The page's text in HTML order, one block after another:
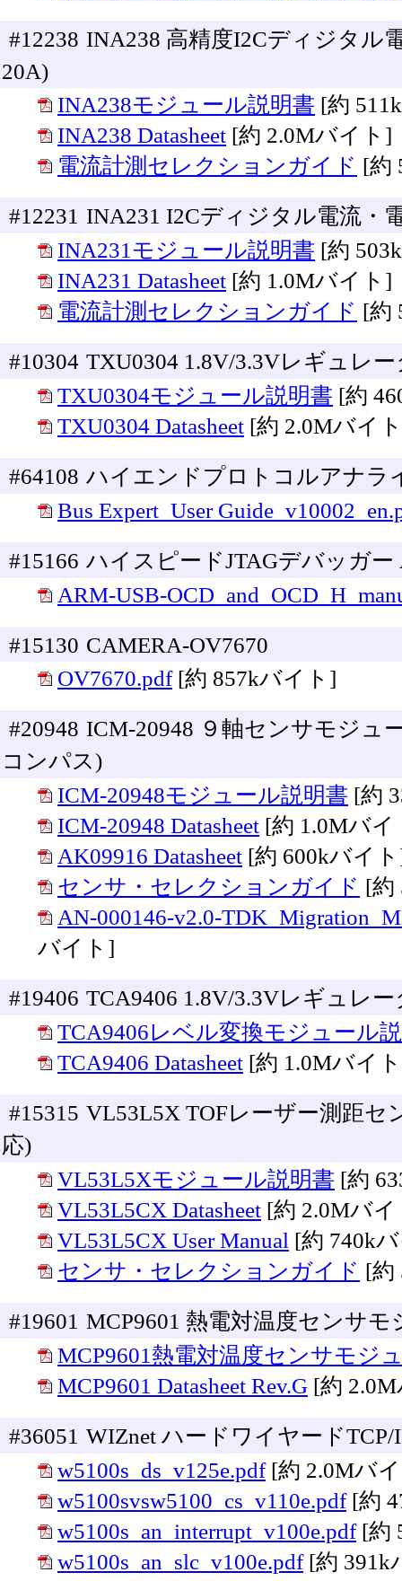
#12238 INA238 高精度I2Cディジタル
20A)
INA238モジュール説明書 [約
INA238 Datasheet [約 2.0Mバイト]
電流計測セレクションガイド [約
#12231 INA231 I2Cディジタル電流・
INA231モジュール説明書 [約
INA231 Datasheet [約 1.0Mバイト]
電流計測セレクションガイド [約
#10304 TXU0304 1.8V/3.3Vレギュレ
TXU0304モジュール説明書 [約
TXU0304 Datasheet [約 2.0Mバイ
#64108 ハイエンドプロトコルアナラ
Bus Expert_User
#15166 ハイスピードJTAGデバッガー
ARM-USB-
#15130 CAMERA-OV7670
OV7670.pdf [約 857kバイト]
#20948 ICM-20948 ９軸センサモジュ
コンパス)
ICM-20948モジュール説明書 [約
ICM-20948 Datasheet [約 1.0Mバイ
AK09916 Datasheet [約 600kバイ
センサ・セレクションガイド [約
AN-000146-v2.0-
バイト]
#19406 TCA9406 1.8V/3.3Vレギュレ
TCA9406レベル変換モジュール
TCA9406 Datasheet [約 1.0Mバイ
#15315 VL53L5X TOFレーザー測距
応)
VL53L5Xモジュール説明書 [約
VL53L5CX Datasheet [約 2.0Mバ
VL53L5CX User Manual [約 740k
センサ・セレクションガイド [約
#19601 MCP9601 熱電対温度センサ
MCP9601熱電対温度センサモジ
MCP9601 Datasheet Rev.G [約
#36051 WIZnet ハードワイヤード
w5100s_ds_v125e.pdf [約 2.0Mバ
w5100svsw5100_cs_v110e.pdf [約
w5100s_an_interrupt_v100e.pdf [約
w5100s_an_slc_v100e.pdf [約 391k